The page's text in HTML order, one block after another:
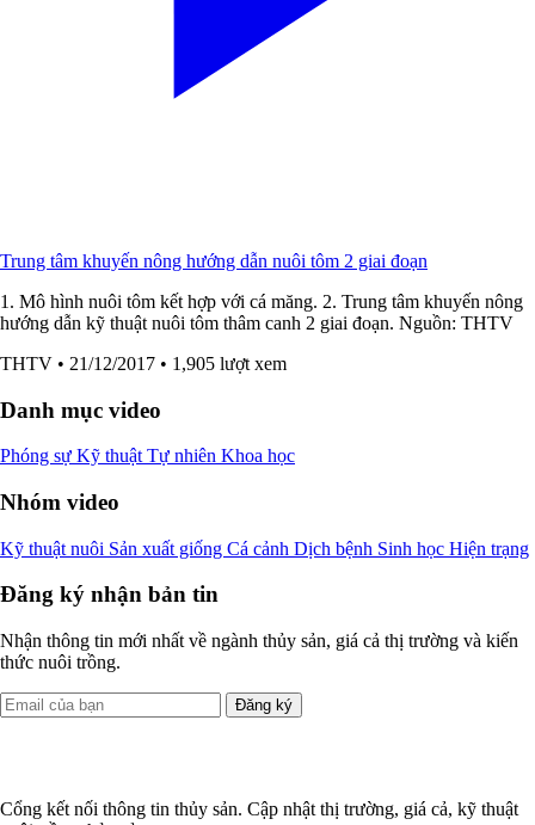
Trung tâm khuyến nông hướng dẫn nuôi tôm 2 giai đoạn
1. Mô hình nuôi tôm kết hợp với cá măng. 2. Trung tâm khuyến nông
hướng dẫn kỹ thuật nuôi tôm thâm canh 2 giai đoạn. Nguồn: THTV
THTV • 21/12/2017 • 1,905 lượt xem
Danh mục video
Phóng sự Kỹ thuật Tự nhiên Khoa học
Nhóm video
Kỹ thuật nuôi Sản xuất giống Cá cảnh Dịch bệnh Sinh học Hiện trạng
Đăng ký nhận bản tin
Nhận thông tin mới nhất về ngành thủy sản, giá cả thị trường và kiến
thức nuôi trồng.
Đăng ký
Cổng kết nối thông tin thủy sản. Cập nhật thị trường, giá cả, kỹ thuật